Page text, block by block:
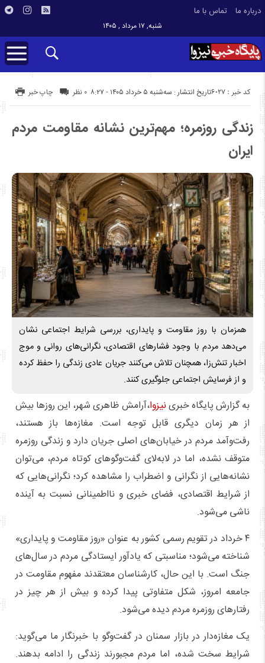
درباره ما تماس با ما
شنبه, ۱۷ مرداد , ۱۴۰۵
تاریخ انتشار : سه‌شنبه ۵ خرداد ۱۴۰۵ - ۸:۲۷ کد خبر : 6027 چاپ خبر ۰ نظر
زندگی روزمره؛ مهم‌ترین نشانه مقاومت مردم
ایران
همزمان با روز مقاومت و پایداری، بررسی شرایط اجتماعی نشان
می‌دهد مردم با وجود فشارهای اقتصادی، نگرانی‌های روانی و موج
اخبار تنش‌زا، همچنان تلاش می‌کنند جریان عادی زندگی را حفظ کرده
و از فرسایش اجتماعی جلوگیری کنند.
به گزارش پایگاه خبرینیزوا،آرامش ظاهری شهر، این روزها بیش
از هر زمان دیگری قابل توجه است. مغازه‌ها باز هستند،
رفت‌وآمد مردم در خیابان‌های اصلی جریان دارد و زندگی روزمره
متوقف نشده، اما در لابه‌لای گفت‌وگوهای کوتاه مردم، می‌توان
نشانه‌هایی از نگرانی و اضطراب را مشاهده کرد؛ نگرانی‌هایی که
از شرایط اقتصادی، فضای خبری و نااطمینانی نسبت به آینده
ناشی می‌شود.
۴ خرداد در تقویم رسمی کشور به عنوان «روز مقاومت و پایداری»
شناخته می‌شود؛ مناسبتی که یادآور ایستادگی مردم در سال‌های
جنگ است. با این حال، کارشناسان معتقدند مفهوم مقاومت در
جامعه امروز، شکل متفاوتی پیدا کرده و بیش از هر چیز در
رفتارهای روزمره مردم دیده می‌شود.
یک مغازه‌دار در بازار سمنان در گفت‌وگو با خبرنگار ما می‌گوید:
شرایط سخت شده، اما مردم مجبورند زندگی را ادامه بدهند.